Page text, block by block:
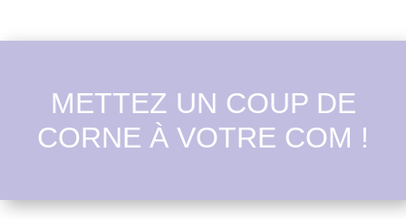
METTEZ UN COUP DE
CORNE À VOTRE COM !